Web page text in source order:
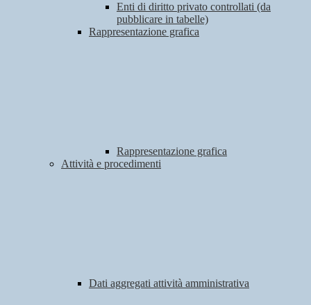
Enti di diritto privato controllati (da
pubblicare in tabelle)
Rappresentazione grafica
Rappresentazione grafica
Attività e procedimenti
Dati aggregati attività amministrativa